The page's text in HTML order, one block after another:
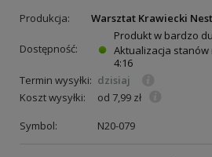
Produkcja: Warsztat Krawiecki
Dostępność:
Produkt w bardzo
Aktualizacja
4:16
Termin wysyłki: dzisiaj
Koszt wysyłki:
od 7,99 zł
Symbol:
N20-079